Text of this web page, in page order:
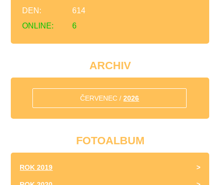
ONLINE: 6
DEN:
614
ARCHIV
ČERVENEC /2026
FOTOALBUM
ROK 2019